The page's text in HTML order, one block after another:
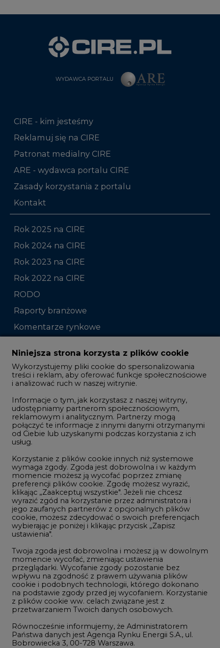
WYDAWCA PORTALU
CIRE - kim jesteśmy
Reklamuj się na CIRE
Patronat medialny CIRE
ARE - wydawca portalu CIRE
Zasady korzystania z portalu
Kontakt
Rok 2025 na CIRE
Rok 2024 na CIRE
Rok 2023 na CIRE
Rok 2022 na CIRE
RODO
Raporty branżowe
Komentarze rynkowe
Zmiany kadrowe na rynku
Studio CIRE
Rozmowy o energetyce
Gospodarka
Geopolityka
LTE450
Innowacje i AI
Telekomunikacja i IT
Handel emisjami CO2
Wodór
Górnictwo
Atom
Fotowoltaika
Offshore wind
Zielone samorządy
Niniejsza strona korzysta z plików cookie
Wykorzystujemy pliki cookie do spersonalizowania
treści i reklam, aby oferować funkcje społecznościowe
i analizować ruch w naszej witrynie.
Informacje o tym, jak korzystasz z naszej witryny,
udostępniamy partnerom społecznościowym,
reklamowym i analitycznym. Partnerzy mogą
połączyć te informacje z innymi danymi otrzymanymi
od Ciebie lub uzyskanymi podczas korzystania z ich
usług.
Korzystanie z plików cookie innych niż systemowe
wymaga zgody. Zgoda jest dobrowolna i w każdym
momencie możesz ją wycofać poprzez zmianę
preferencji plików cookie. Zgodę możesz wyrazić,
klikając „Zaakceptuj wszystkie". Jeżeli nie chcesz
wyrazić zgód na korzystanie przez administratora i
jego zaufanych partnerów z opcjonalnych plików
cookie, możesz zdecydować o swoich preferencjach
wybierając je poniżej i klikając przycisk „Zapisz
ustawienia".
Twoja zgoda jest dobrowolna i możesz ją w dowolnym
momencie wycofać, zmieniając ustawienia
przeglądarki. Wycofanie zgody pozostanie bez
wpływu na zgodność z prawem używania plików
cookie i podobnych technologii, którego dokonano
na podstawie zgody przed jej wycofaniem. Korzystanie
z plików cookie ww. celach związane jest z
przetwarzaniem Twoich danych osobowych.
Równocześnie informujemy, że Administratorem
Państwa danych jest Agencja Rynku Energii S.A., ul.
Bobrowiecka 3, 00-728 Warszawa.